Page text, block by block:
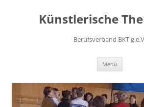
springenKünstlerische
Berufsverband BKT
Menü